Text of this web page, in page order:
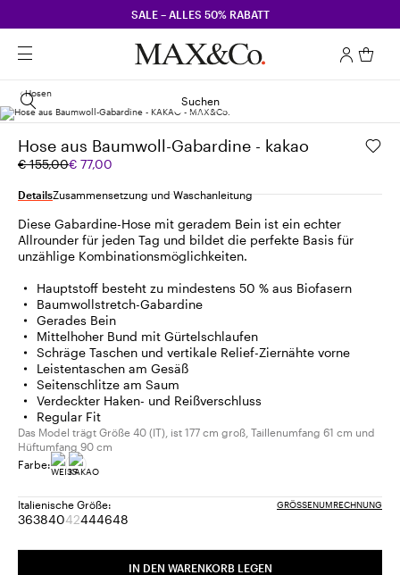
SALE – ALLES 50% RABATT
Suchen
Hosen
Hose aus Baumwoll-Gabardine - kakao
€ 155,00€ 77,00
Ursprünglicher
€
Aktueller
€
DetailsZusammensetzung und Waschanleitung
Diese Gabardine-Hose mit geradem Bein ist ein echter
Allrounder für jeden Tag und bildet die perfekte Basis für
unzählige Kombinationsmöglichkeiten.
Hauptstoff besteht zu mindestens 50 % aus Biofasern
Baumwollstretch-Gabardine
Gerades Bein
Mittelhoher Bund mit Gürtelschlaufen
Schräge Taschen und vertikale Relief-Ziernähte vorne
Leistentaschen am Gesäß
Seitenschlitze am Saum
Verdeckter Haken- und Reißverschluss
Regular Fit
Das Model trägt Größe 40 (IT), ist 177 cm groß, Taillenumfang 61 cm und
Hüftumfang 90 cm
Farbe:
Italienische Größe: GRÖSSENUMRECHNUNG
36Größe:
38Größe:
40Größe:
42Größe:
44Größe:
46Größe:
48Größe:
IN DEN WARENKORB LEGEN